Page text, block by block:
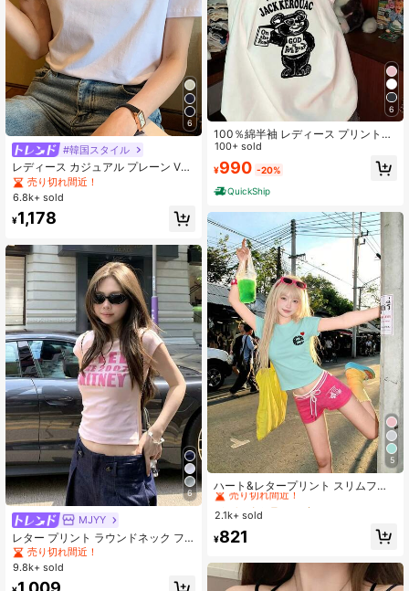
6
#韓国スタイル
レディース カジュアル プレーン Vネ
ック 半袖 Tシャツ、夏 ホワイト
売り切れ間近！
6.8k+ sold
¥1,178
6
MJYY
レター プリント ラウンドネック フ
ィッテッド 半袖 Tシャツ レディー
ス、夏 ピンク カジュアル
売り切れ間近！
9.8k+ sold
6
100％綿半袖 レディース プリント韓
国風トップス 春夏新作 ゆったり通気
性tシャツ Y2Kトップス 韓国風ラウ
ンドネックTシャツ 国内発送
100+ sold
¥990 -20%
QuickShip
5
ハート&レタープリント スリムフィ
ット レギュラーショルダー Tシャツ
レディース、半袖、アメリカンスタ
ン トップス、サマーカジュアル
#8 ベストセラー
に 短い カジュアルTシャツ
売り切れ間近！
#8 ベストセラー
売り切れ間近！
#8 ベストセラー
売り切れ間近！
#8 ベストセラー
2.1k+ sold
¥821